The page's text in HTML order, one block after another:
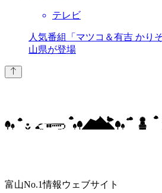
テレビ
人気番組「マツコ＆有吉 かり
山県が登場
富山No.1情報ウェブサイト